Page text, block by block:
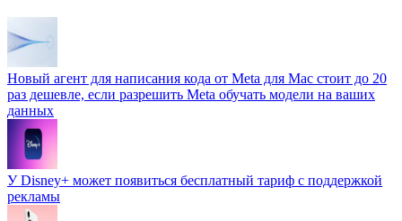
Новый агент для написания кода от Meta для Mac стоит до 20
раз дешевле, если разрешить Meta обучать модели на ваших
данных
У Disney+ может появиться бесплатный тариф с поддержкой
рекламы